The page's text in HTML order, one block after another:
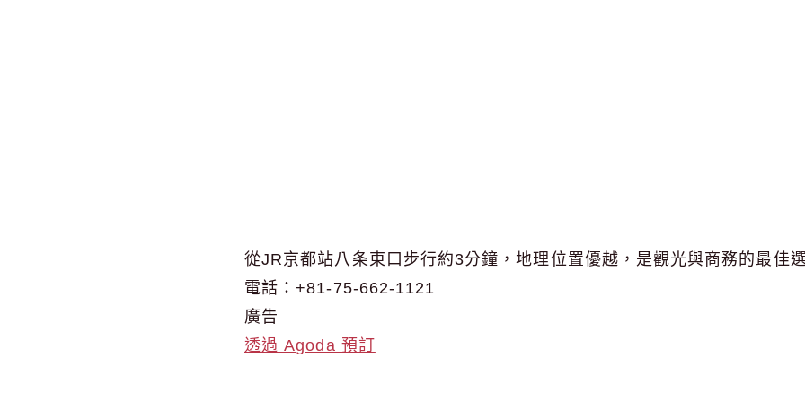
從JR京都站八条東口步行約3分鐘，地理位置優越，是觀光與商務的最佳
電話：+81-75-662-1121
廣告
透過 Agoda 預訂